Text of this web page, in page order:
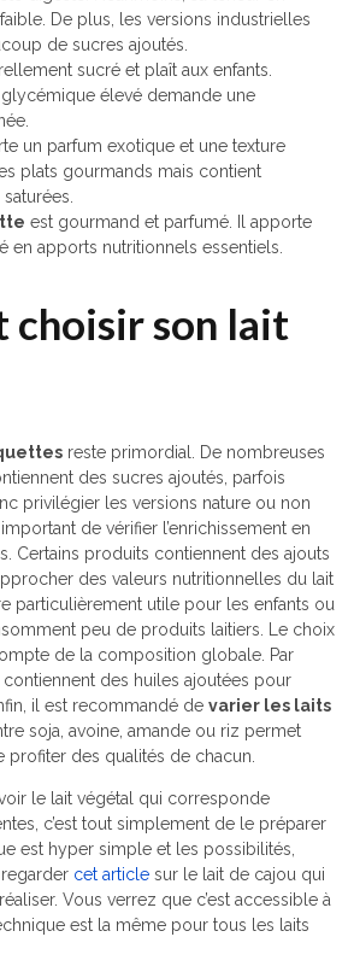
De plus, les versions industrielles
de sucres ajoutés.
sucré et plaît aux enfants.
élevé demande une
un parfum exotique et une texture
plats gourmands mais contient
est gourmand et parfumé. Il apporte
en apports nutritionnels essentiels.
choisir son lait
reste primordial. De nombreuses
des sucres ajoutés, parfois
privilégier les versions nature ou non
de vérifier l’enrichissement en
Certains produits contiennent des ajouts
des valeurs nutritionnelles du lait
particulièrement utile pour les enfants ou
peu de produits laitiers. Le choix
de la composition globale. Par
des huiles ajoutées pour
il est recommandé de varier les laits
soja, avoine, amande ou riz permet
profiter des qualités de chacun.
le lait végétal qui corresponde
c’est tout simplement de le préparer
est hyper simple et les possibilités,
cet article sur le lait de cajou qui
Vous verrez que c’est accessible à
est la même pour tous les laits